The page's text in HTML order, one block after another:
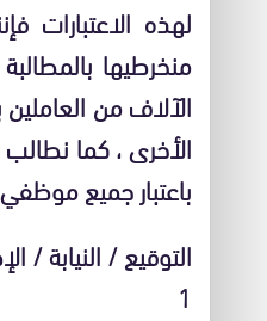
لهذه الاعتبارات
منخرطيها
الآلاف من
الأخرى ، كما
باعتبار جميع
التوقيع / النيابة /
1